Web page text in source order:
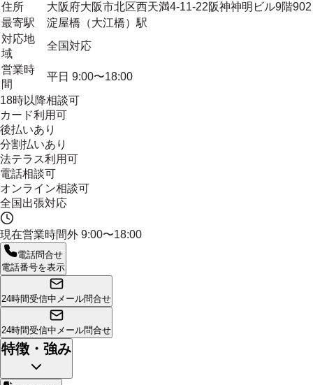
住所
大阪府大阪市北区西天満4-11-22阪神神明ビル9階902
最寄駅
淀屋橋（大江橋）駅
対応地
域
全国対応
営業時
間
平日 9:00〜18:00
18時以降相談可
カード利用可
後払いあり
分割払いあり
法テラス利用可
電話相談可
オンライン相談可
全国出張対応
現在営業時間外 9:00〜18:00
電話問合せ
電話番号を表示
24時間受信中 メール問合せ
24時間受信中 メール問合せ
特徴・強み